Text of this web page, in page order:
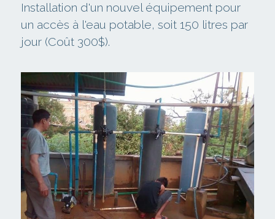
Installation d'un nouvel équipement pour
un accès à l'eau potable, soit 150 litres par
jour (Coût 300$).